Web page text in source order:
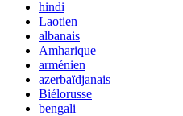
hindi
Laotien
albanais
Amharique
arménien
azerbaïdjanais
Biélorusse
bengali